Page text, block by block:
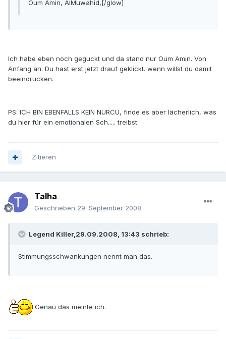
Oum Amin, AlMuwahid,[/glow]
Ich habe eben noch geguckt und da stand nur Oum Amin. Von
Anfang an. Du hast erst jetzt drauf geklickt. wenn willst du damit
beeindrucken.
PS: ICH BIN EBENFALLS KEIN NURCU, finde es aber lächerlich, was
du hier für ein emotionalen Sch..... treibst.
Zitieren
Talha
Geschrieben 29. September 2008
Legend Killer,29.09.2008, 13:43 schrieb:
Stimmungsschwankungen nennt man das.
Genau das meinte ich.